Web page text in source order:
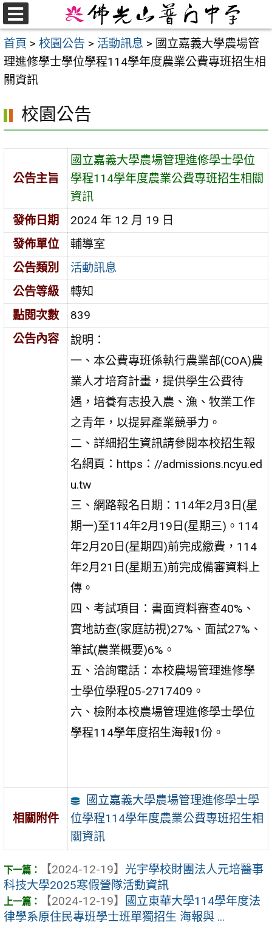
跳
至
主
要
內
首頁 > 校園公告 > 活動訊息 > 國立嘉義大學農場管
理進修學士學位學程114學年度農業公費專班招生相
關資訊
校園公告
公告主旨
國立嘉義大學農場管理進修學士學位
學程114學年度農業公費專班招生相關
資訊
發佈日期
2024 年 12 月 19 日
發佈單位
輔導室
公告類別
活動訊息
公告等級
轉知
點閱次數
839
公告內容
說明：
一、本公費專班係執行農業部(COA)農
業人才培育計畫，提供學生公費待
遇，培養有志投入農、漁、牧業工作
之青年，以提昇產業競爭力。
二、詳細招生資訊請參閱本校招生報
名網頁：https：//admissions.ncyu.ed
u.tw
三、網路報名日期：114年2月3日(星
期一)至114年2月19日(星期三)。114
年2月20日(星期四)前完成繳費，114
年2月21日(星期五)前完成備審資料上
傳。
四、考試項目：書面資料審查40%、
實地訪查(家庭訪視)27%、面試27%、
筆試(農業概要)6%。
五、洽詢電話：本校農場管理進修學
士學位學程05-2717409。
六、檢附本校農場管理進修學士學位
學程114學年度招生海報1份。
相關附件
國立嘉義大學農場管理進修學士學
位學程114學年度農業公費專班招生相
關資訊
【2024-12-19】 光宇學校財團法人元培醫事
科技大學2025寒假營隊活動資訊
【2024-12-19】
國立東華大學114學年度法
律學系原住民專班學士班單獨招生 海報與 ...
選
單